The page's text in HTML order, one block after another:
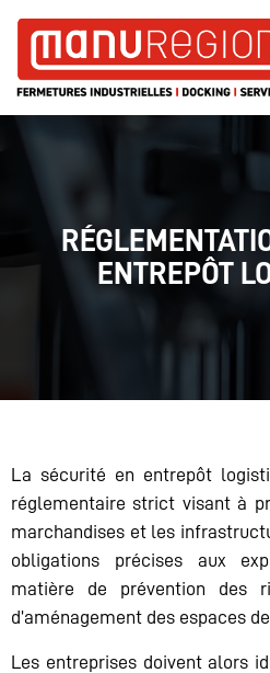
ENTREPÔT
La sécurité en entrepôt
réglementaire strict visant à
marchandises et les
obligations précises aux
matière de prévention des
d’aménagement des espaces
Les entreprises doivent alors